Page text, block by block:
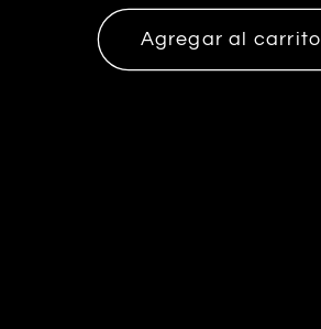
Agregar al carrito